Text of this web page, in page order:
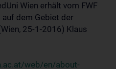
Wien erhält vom FWF
dem Gebiet der
25-1-2016) Klaus
web/en/about-